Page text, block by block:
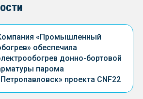
«Промышленный
обеспечила
донно-бортовой
парома
проекта CNF22